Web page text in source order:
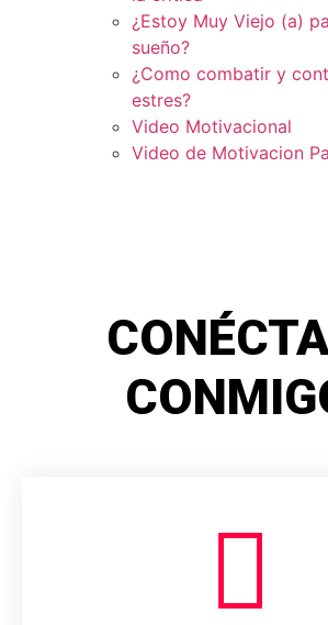
¿Estoy Muy Viejo (a)
sueño?
¿Como combatir y
estres?
Video Motivacional
Video de Motivacion